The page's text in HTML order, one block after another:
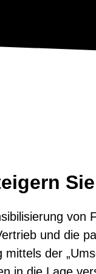
von
und die
mittels der